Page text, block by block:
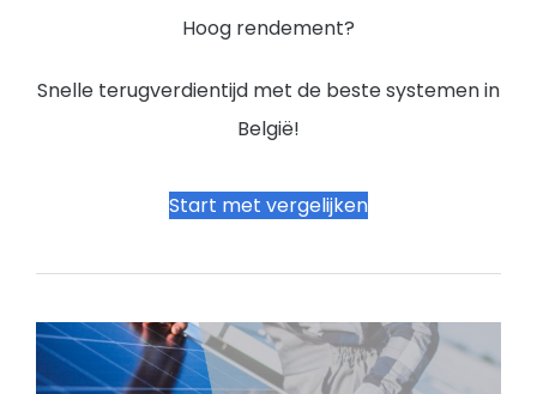
Hoog rendement?
Snelle terugverdientijd met de beste systemen in
België!
Start met vergelijken